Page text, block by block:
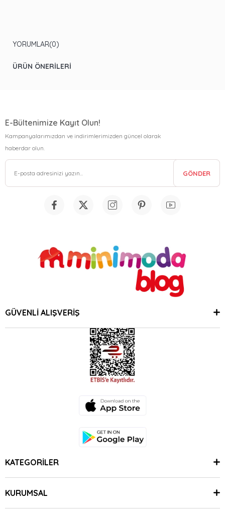
YORUMLAR(0)
ÜRÜN ÖNERILERI
E-Bültenimize Kayıt Olun!
Kampanyalarımızdan ve indirimlerimizden güncel olarak
haberdar olun.
GÖNDER
GÜVENLİ ALIŞVERİŞ
KATEGORİLER
KURUMSAL